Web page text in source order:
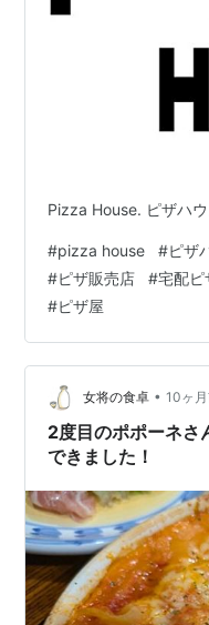
Pizza House. ピザハウ
#pizza house #ピザ
#ピザ販売店 #宅配ピ
#ピザ屋
女将の食卓 • 10ヶ
2度目のポポーネさ
できました！